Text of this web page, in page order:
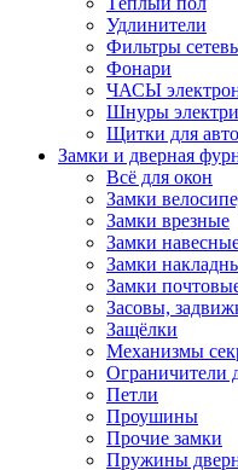
Удлинители
Фильтры
Фонари
ЧАСЫ
Шнуры
Щитки для
Замки и дверная
Всё для окон
Замки
Замки врезные
Замки
Замки
Замки
Засовы,
Защёлки
Механизмы
Ограничители
Петли
Проушины
Прочие замки
Пружины